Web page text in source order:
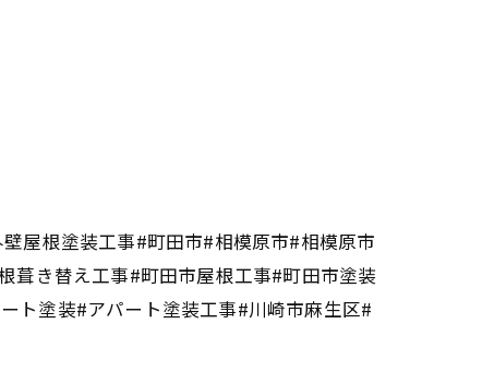
屋根塗装工事#町田市#相模原市#相模原市
葺き替え工事#町田市屋根工事#町田市塗装
ト塗装#アパート塗装工事#川崎市麻生区#